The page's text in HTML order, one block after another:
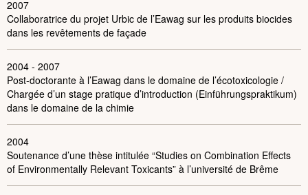
2007
Collaboratrice du projet Urbic de l’Eawag sur les produits biocides
dans les revêtements de façade
2004 - 2007
Post-doctorante à l’Eawag dans le domaine de l’écotoxicologie /
Chargée d’un stage pratique d’introduction (Einführungspraktikum)
dans le domaine de la chimie
2004
Soutenance d’une thèse intitulée “Studies on Combination Effects
of Environmentally Relevant Toxicants” à l’université de Brême